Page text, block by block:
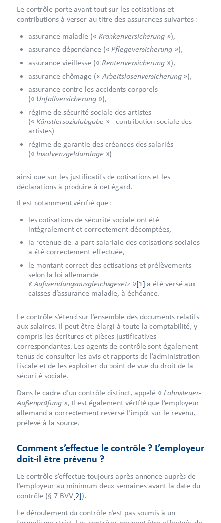
Le contrôle porte avant tout sur les cotisations et
contributions à verser au titre des assurances suivantes :
assurance maladie (« Krankenversicherung »),
assurance dépendance (« Pflegeversicherung »),
assurance vieillesse (« Rentenversicherung»),
assurance chômage (« Arbeitslosenversicherung»),
assurance contre les accidents corporels
(« Unfallversicherung»),
régime de sécurité sociale des artistes
(« Künstlersozialabgabe » - contribution sociale des
artistes)
régime de garantie des créances des salariés
(« Insolvenzgeldumlage »)
ainsi que sur les justificatifs de cotisations et les
déclarations à produire à cet égard.
Il est notamment vérifié que :
les cotisations de sécurité sociale ont été
intégralement et correctement décomptées,
la retenue de la part salariale des cotisations sociales
a été correctement effectuée,
le montant correct des cotisations et prélèvements
selon la loi allemande
« Aufwendungsausgleichsgesetz »[1] a été versé aux
caisses d’assurance maladie, à échéance.
Le contrôle s’étend sur l’ensemble des documents relatifs
aux salaires. Il peut être élargi à toute la comptabilité, y
compris les écritures et pièces justificatives
correspondantes. Les agents de contrôle sont également
tenus de consulter les avis et rapports de l’administration
fiscale et de les exploiter du point de vue du droit de la
sécurité sociale.
Dans le cadre d’un contrôle distinct, appelé « Lohnsteuer-
Außenprüfung», il est également vérifié que l’employeur
allemand a correctement reversé l’impôt sur le revenu,
prélevé à la source.
Comment s’effectue le contrôle ? L’employeur
doit-il être prévenu ?
Le contrôle s’effectue toujours après annonce auprès de
l’employeur au minimum deux semaines avant la date du
contrôle (§ 7 BVV[2]).
Le déroulement du contrôle n’est pas soumis à un